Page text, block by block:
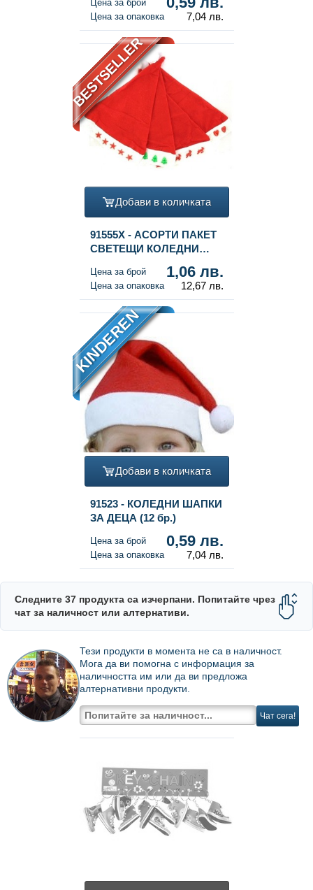
Цена за брой
Цена за опаковка 7,04 лв.
BESTSELLER
Добави в количката
91555X - АСОРТИ ПАКЕТ
СВЕТЕЩИ КОЛЕДНИ
Цена за брой 1,06 лв.
Цена за опаковка 12,67 лв.
KINDEREN
Добави в количката
91523 - КОЛЕДНИ ШАПКИ
ЗА ДЕЦА (12 бр.)
Цена за брой 0,59 лв.
Цена за опаковка 7,04 лв.
Следните 37 продукта са изчерпани. Попитайте чрез
чат за наличност или алтернативи.
Тези продукти в момента не са в наличност.
Мога да ви помогна с информация за
наличността им или да ви предложа
алтернативни продукти.
Чат сега!